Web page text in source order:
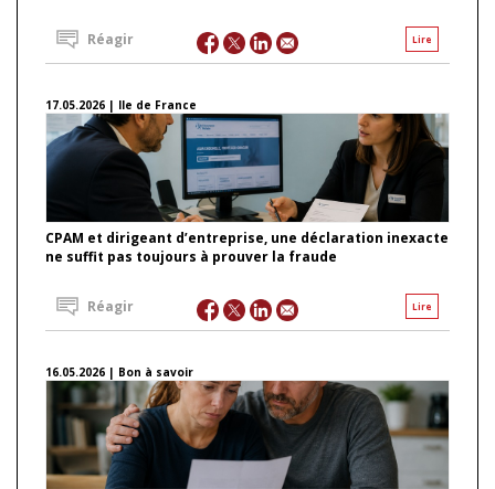
Lire
Réagir
17.05.2026 | Ile de France
CPAM et dirigeant d’entreprise, une déclaration inexacte
ne suffit pas toujours à prouver la fraude
Lire
Réagir
16.05.2026 | Bon à savoir